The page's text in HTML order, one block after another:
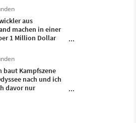
aus
machen in einer
1 Million Dollar
entwickelt haben
baut Kampfszene
nach und ich
davor nur